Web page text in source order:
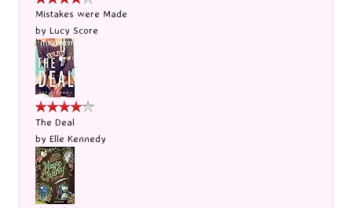
Mistakes were Made
by Lucy Score
The Deal
by Elle Kennedy